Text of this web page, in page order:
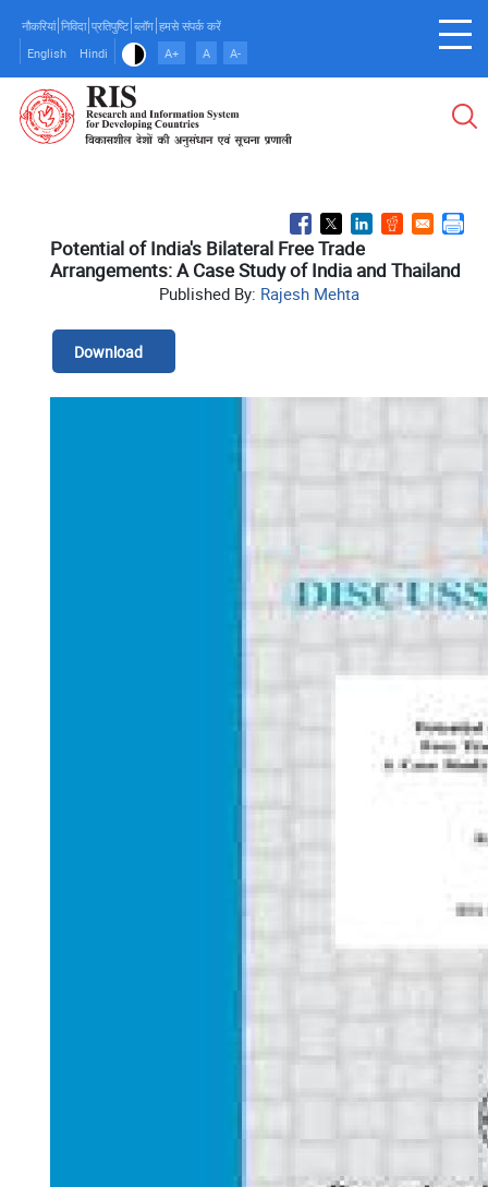
main
content
नौकरियां निविदा प्रतिपुष्टि ब्लॉग हमसे संपर्क करें
English
Hindi A+ A A-
Potential of India's Bilateral Free Trade
Arrangements: A Case Study of India and Thailand
Published By: Rajesh Mehta
Download